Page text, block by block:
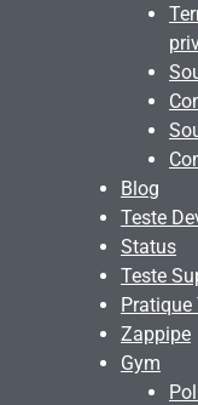
Blog
Teste
Status
Teste
Pratique
Zappipe
Gym